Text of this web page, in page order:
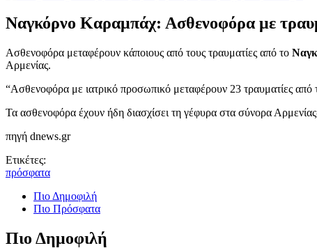
Ναγκόρνο Καραμπάχ: Ασθενοφόρα με
Ασθενοφόρα μεταφέρουν κάποιους από τους τραυματίες από το
Αρμενίας.
“Ασθενοφόρα με ιατρικό προσωπικό μεταφέρουν 23 τραυματίες
Τα ασθενοφόρα έχουν ήδη διασχίσει τη γέφυρα στα σύνορα
πηγή dnews.gr
Ετικέτες:
πρόσφατα
Πιο Δημοφιλή
Πιο Πρόσφατα
Πιο Δημοφιλή